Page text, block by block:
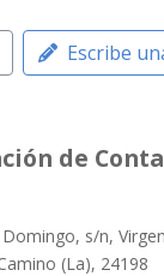
Escribe
de
s/n,
(La), 24198